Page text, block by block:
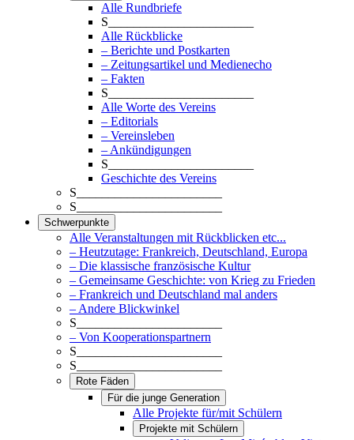
Alle Rundbriefe
S_______________________
Alle Rückblicke
– Berichte und Postkarten
– Zeitungsartikel und Medienecho
– Fakten
S_______________________
Alle Worte des Vereins
– Editorials
– Vereinsleben
– Ankündigungen
S_______________________
Geschichte des Vereins
S_______________________
S_______________________
Schwerpunkte
Alle Veranstaltungen mit Rückblicken etc...
– Heutzutage: Frankreich, Deutschland, Europa
– Die klassische französische Kultur
– Gemeinsame Geschichte: von Krieg zu Frieden
– Frankreich und Deutschland mal anders
– Andere Blickwinkel
S_______________________
– Von Kooperationspartnern
S_______________________
S_______________________
Rote Fäden
Für die junge Generation
Alle Projekte für/mit Schülern
Projekte mit Schülern